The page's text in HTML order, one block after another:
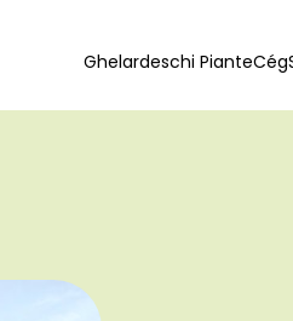
Ghelardeschi PianteCég